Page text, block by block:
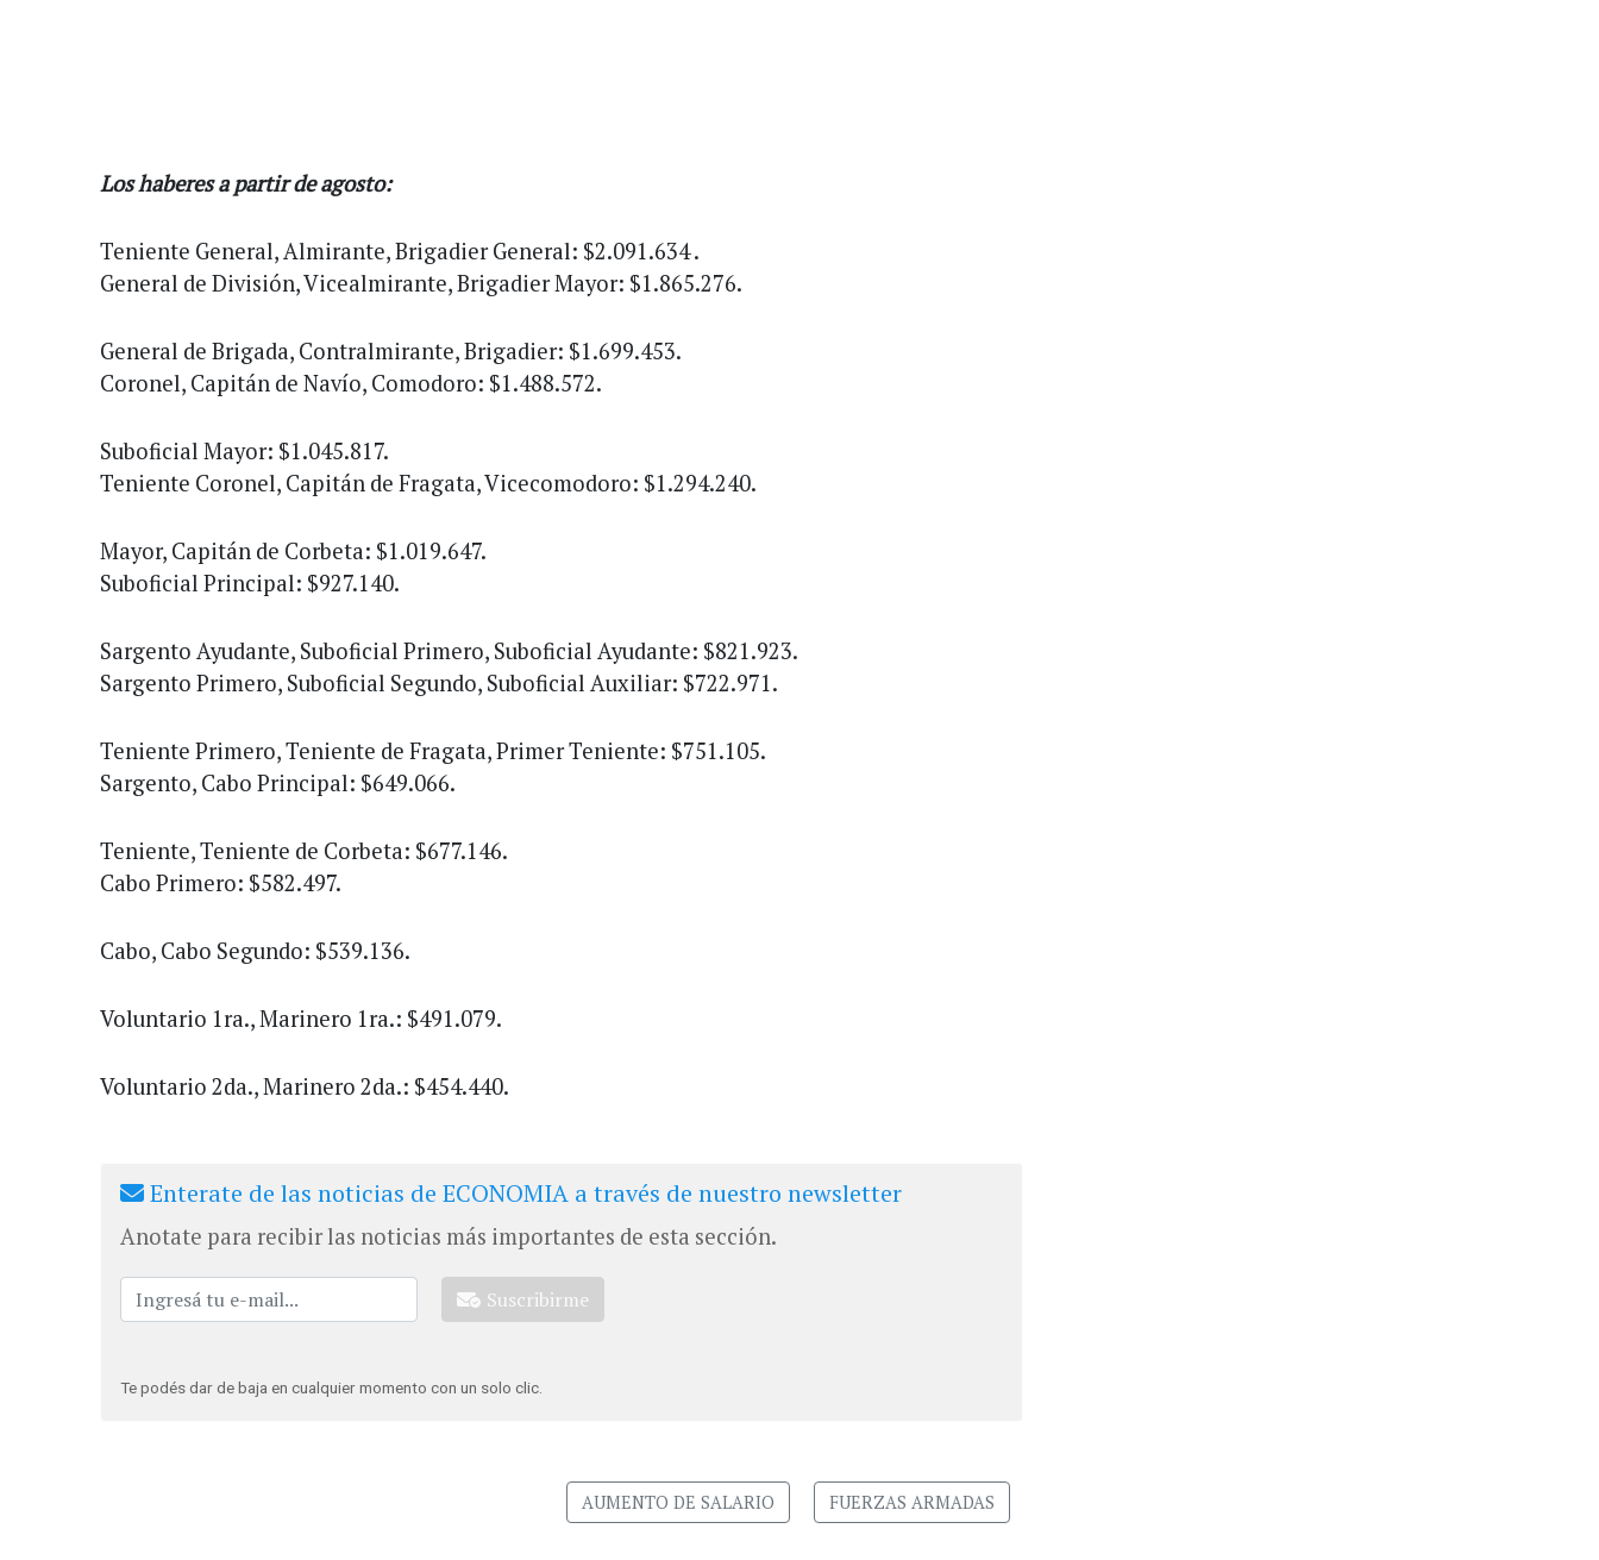
Los haberes a partir de agosto:
Teniente General, Almirante, Brigadier General: $2.091.634 .
General de División, Vicealmirante, Brigadier Mayor: $1.865.276.
General de Brigada, Contralmirante, Brigadier: $1.699.453.
Coronel, Capitán de Navío, Comodoro: $1.488.572.
Suboficial Mayor: $1.045.817.
Teniente Coronel, Capitán de Fragata, Vicecomodoro: $1.294.240.
Mayor, Capitán de Corbeta: $1.019.647.
Suboficial Principal: $927.140.
Sargento Ayudante, Suboficial Primero, Suboficial Ayudante: $821.923.
Sargento Primero, Suboficial Segundo, Suboficial Auxiliar: $722.971.
Teniente Primero, Teniente de Fragata, Primer Teniente: $751.105.
Sargento, Cabo Principal: $649.066.
Teniente, Teniente de Corbeta: $677.146.
Cabo Primero: $582.497.
Cabo, Cabo Segundo: $539.136.
Voluntario 1ra., Marinero 1ra.: $491.079.
Voluntario 2da., Marinero 2da.: $454.440.
Enterate de las noticias de ECONOMIA a través de nuestro newsletter
Anotate para recibir las noticias más importantes de esta sección.
Suscribirme
Te podés dar de baja en cualquier momento con un solo clic.
AUMENTO DE SALARIO FUERZAS ARMADAS